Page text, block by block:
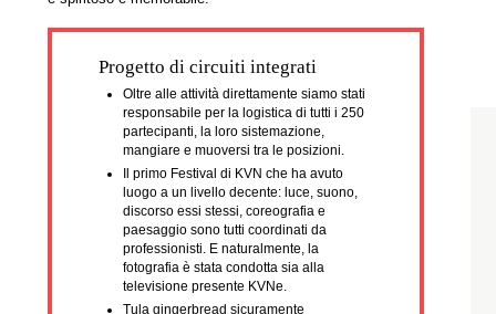
brejnshtormy ha avuto luogo sotto la stretta supervisione
di consulenti professionali aziendali.
At stesso tempo si è evoluto in un altro sito ricco di
attività creativa: KVNshhikov team preparato insieme al
direttore della fotografia professionale a fare dichiarazione
e spiritoso e memorabile.
Progetto di circuiti integrati
Oltre alle attività direttamente siamo stati
responsabile per la logistica di tutti i 250
partecipanti, la loro sistemazione,